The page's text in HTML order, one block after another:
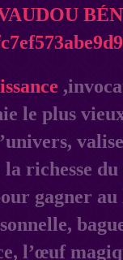
le plus
richesse
gagner
l’œuf